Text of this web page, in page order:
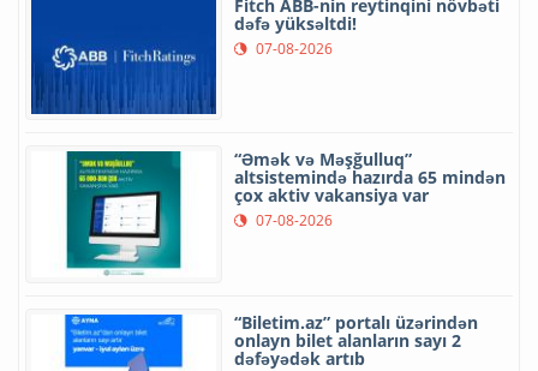
Fitch ABB-nin reytinqini növbəti
dəfə yüksəltdi!
07-08-2026
“Əmək və Məşğulluq”
altsistemində hazırda 65 mindən
çox aktiv vakansiya var
07-08-2026
“Biletim.az” portalı üzərindən
onlayn bilet alanların sayı 2
dəfəyədək artıb